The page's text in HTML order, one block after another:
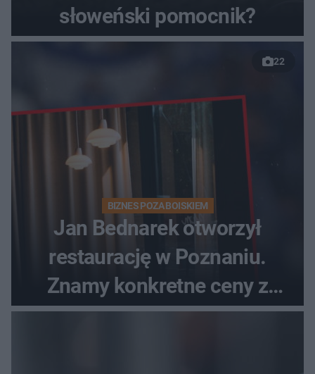
słoweński pomocnik?
22
BIZNES POZA BOISKIEM
Jan Bednarek otworzył
restaurację w Poznaniu.
Znamy konkretne ceny z
menu